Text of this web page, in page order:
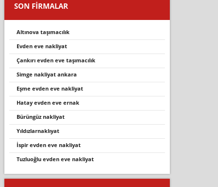
SON FİRMALAR
altinova taşimacilik
evden eve nakliyat
çankiri evden eve taşimacilik
simge nakliyat ankara
eşme evden eve nakli̇yat
hatay evden eve ernak
bürüngüz nakliyat
yıldızlarnaklıyat
ispir evden eve nakliyat
tuzluoğlu evden eve nakliyat